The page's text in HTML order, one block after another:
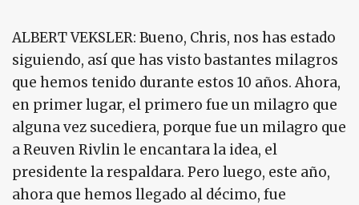
ALBERT VEKSLER: Bueno, Chris, nos has estado
siguiendo, así que has visto bastantes milagros
que hemos tenido durante estos 10 años. Ahora,
en primer lugar, el primero fue un milagro que
alguna vez sucediera, porque fue un milagro que
a Reuven Rivlin le encantara la idea, el
presidente la respaldara. Pero luego, este año,
ahora que hemos llegado al décimo, fue